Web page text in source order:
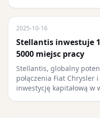
2025-10-16
Stellantis inwestuje
5000 miejsc pracy
Stellantis, globalny
połączenia Fiat Chrysler i
inwestycję kapitałową w